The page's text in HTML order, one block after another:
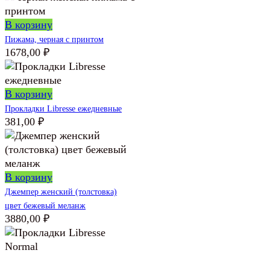
В корзину
Пижама, черная с принтом
1678,00 ₽
В корзину
Прокладки Libresse ежедневные
381,00 ₽
В корзину
Джемпер женский (толстовка)
цвет бежевый меланж
3880,00 ₽